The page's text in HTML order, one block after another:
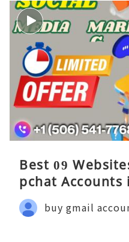
Best 09
pchat Accounts
buy gmail